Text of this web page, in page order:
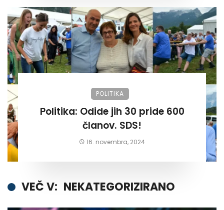
POLITIKA
Politika: Odide jih 30 pride 600
članov. SDS!
16. novembra, 2024
VEČ V: NEKATEGORIZIRANO